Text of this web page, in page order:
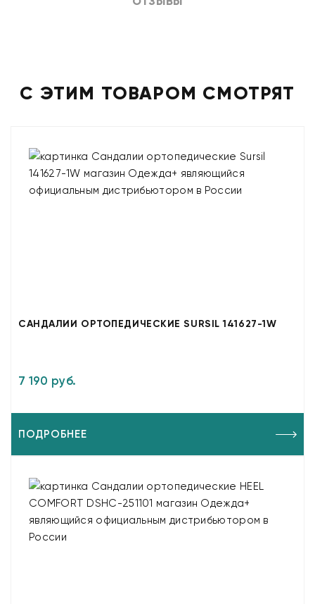
С ЭТИМ ТОВАРОМ СМОТРЯТ
САНДАЛИИ ОРТОПЕДИЧЕСКИЕ SURSIL 141627-1W
7 190 руб.
ПОДРОБНЕЕ